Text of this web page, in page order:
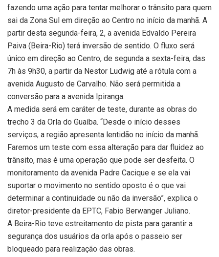
fazendo uma ação para tentar melhorar o trânsito para quem
sai da Zona Sul em direção ao Centro no início da manhã. A
partir desta segunda-feira, 2, a avenida Edvaldo Pereira
Paiva (Beira-Rio) terá inversão de sentido. O fluxo será
único em direção ao Centro, de segunda a sexta-feira, das
7h às 9h30, a partir da Nestor Ludwig até a rótula com a
avenida Augusto de Carvalho. Não será permitida a
conversão para a avenida Ipiranga.
A medida será em caráter de teste, durante as obras do
trecho 3 da Orla do Guaíba. “Desde o início desses
serviços, a região apresenta lentidão no início da manhã.
Faremos um teste com essa alteração para dar fluidez ao
trânsito, mas é uma operação que pode ser desfeita. O
monitoramento da avenida Padre Cacique e se ela vai
suportar o movimento no sentido oposto é o que vai
determinar a continuidade ou não da inversão”, explica o
diretor-presidente da EPTC, Fabio Berwanger Juliano.
A Beira-Rio teve estreitamento de pista para garantir a
segurança dos usuários da orla após o passeio ser
bloqueado para realização das obras.